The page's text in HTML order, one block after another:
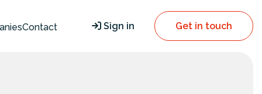
Contact Sign in Get in touch